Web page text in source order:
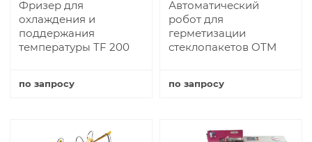
Фризер для
охлаждения и
поддержания
температуры TF 200
по запросу
Автоматический
робот для
герметизации
стеклопакетов OTM
по запросу